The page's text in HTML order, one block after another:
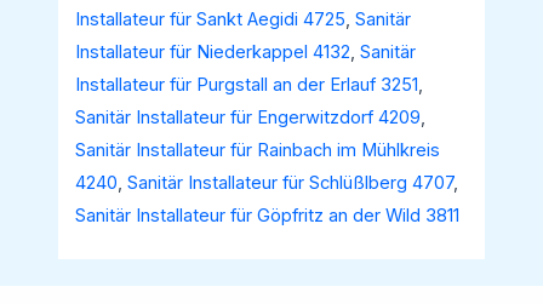
Installateur für Sankt Aegidi 4725,Sanitär
Installateur für Niederkappel 4132,Sanitär
Installateur für Purgstall an der Erlauf 3251,
Sanitär Installateur für Engerwitzdorf 4209,
Sanitär Installateur für Rainbach im Mühlkreis
4240,Sanitär Installateur für Schlüßlberg 4707,
Sanitär Installateur für Göpfritz an der Wild 3811